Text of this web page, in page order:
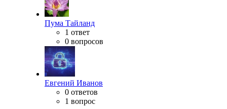
Пума Тайланд
1 ответ
0 вопросов
Евгений Иванов
0 ответов
1 вопрос